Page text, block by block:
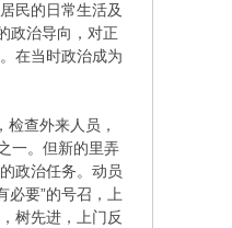
民的日常生活及
政治导向，对正
在当时政治成为
查外来人员，
一。但新的里弄
政治任务。动员
要”的号召，上
树先进，上门反